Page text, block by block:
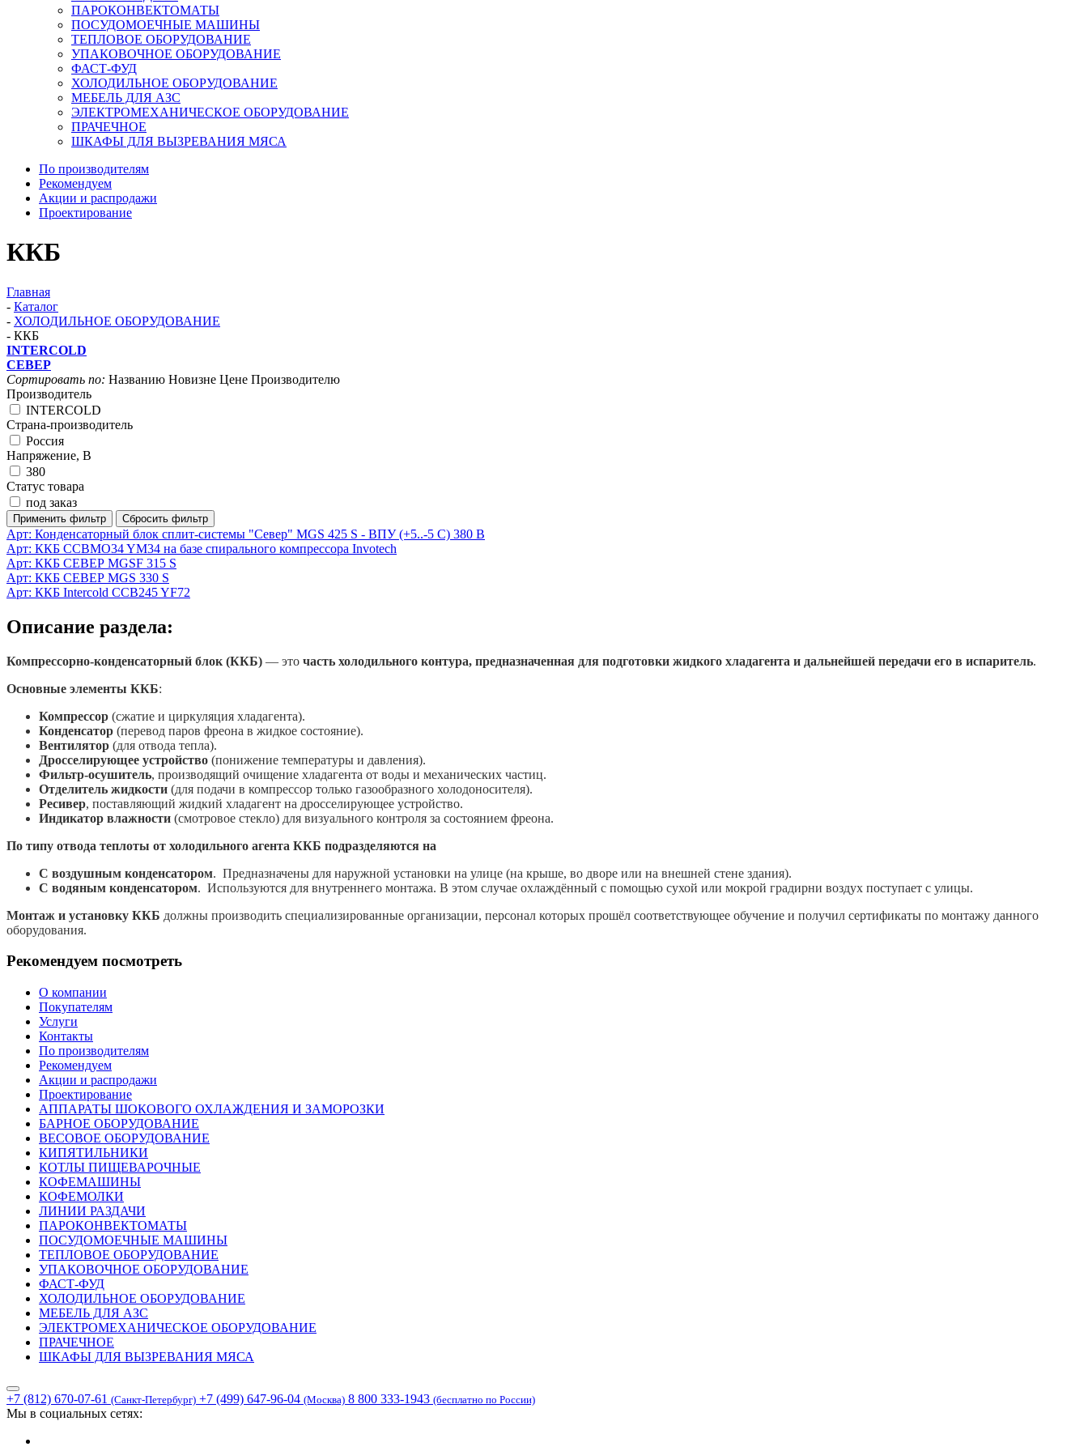
ПАРОКОНВЕКТОМАТЫ
ПОСУДОМОЕЧНЫЕ МАШИНЫ
ТЕПЛОВОЕ ОБОРУДОВАНИЕ
УПАКОВОЧНОЕ ОБОРУДОВАНИЕ
ФАСТ-ФУД
ХОЛОДИЛЬНОЕ ОБОРУДОВАНИЕ
МЕБЕЛЬ ДЛЯ АЗС
ЭЛЕКТРОМЕХАНИЧЕСКОЕ ОБОРУДОВАНИЕ
ПРАЧЕЧНОЕ
ШКАФЫ ДЛЯ ВЫЗРЕВАНИЯ МЯСА
По производителям
Рекомендуем
Акции и распродажи
Проектирование
ККБ
Главная
- Каталог
- ХОЛОДИЛЬНОЕ ОБОРУДОВАНИЕ
- ККБ
INTERCOLD
СЕВЕР
Сортировать по: Названию Новизне Цене Производителю
Производитель
INTERCOLD
Страна-производитель
Россия
Напряжение, В
380
Статус товара
под заказ
Арт: Конденсаторный блок сплит-системы "Север" MGS 425 S - ВПУ (+5..-5 С) 380 В
Арт: ККБ ССВMO34 YM34 на базе спирального компрессора Invotech
Арт: ККБ СЕВЕР MGSF 315 S
Арт: ККБ СЕВЕР MGS 330 S
Арт: ККБ Intercold CCB245 YF72
Описание раздела:
Компрессорно-конденсаторный блок (ККБ) — это часть холодильного контура, предназначенная для подготовки жидкого хладагента и дальнейшей передачи его в испаритель.
Основные элементы ККБ:
Компрессор (сжатие и циркуляция хладагента).
Конденсатор (перевод паров фреона в жидкое состояние).
Вентилятор (для отвода тепла).
Дросселирующее устройство (понижение температуры и давления).
Фильтр-осушитель, производящий очищение хладагента от воды и механических частиц.
Отделитель жидкости (для подачи в компрессор только газообразного холодоносителя).
Ресивер, поставляющий жидкий хладагент на дросселирующее устройство.
Индикатор влажности (смотровое стекло) для визуального контроля за состоянием фреона.
По типу отвода теплоты от холодильного агента ККБ подразделяются на
С воздушным конденсатором. Предназначены для наружной установки на улице (на крыше, во дворе или на внешней стене здания).
С водяным конденсатором. Используются для внутреннего монтажа. В этом случае охлаждённый с помощью сухой или мокрой градирни воздух поступает с улицы.
Монтаж и установку ККБ должны производить специализированные организации, персонал которых прошёл соответствующее обучение и получил сертификаты по монтажу данного
оборудования.
Рекомендуем посмотреть
О компании
Покупателям
Услуги
Контакты
По производителям
Рекомендуем
Акции и распродажи
Проектирование
АППАРАТЫ ШОКОВОГО ОХЛАЖДЕНИЯ И ЗАМОРОЗКИ
БАРНОЕ ОБОРУДОВАНИЕ
ВЕСОВОЕ ОБОРУДОВАНИЕ
КИПЯТИЛЬНИКИ
КОТЛЫ ПИЩЕВАРОЧНЫЕ
КОФЕМАШИНЫ
КОФЕМОЛКИ
ЛИНИИ РАЗДАЧИ
ПАРОКОНВЕКТОМАТЫ
ПОСУДОМОЕЧНЫЕ МАШИНЫ
ТЕПЛОВОЕ ОБОРУДОВАНИЕ
УПАКОВОЧНОЕ ОБОРУДОВАНИЕ
ФАСТ-ФУД
ХОЛОДИЛЬНОЕ ОБОРУДОВАНИЕ
МЕБЕЛЬ ДЛЯ АЗС
ЭЛЕКТРОМЕХАНИЧЕСКОЕ ОБОРУДОВАНИЕ
ПРАЧЕЧНОЕ
ШКАФЫ ДЛЯ ВЫЗРЕВАНИЯ МЯСА
+7 (812) 670-07-61 (Санкт-Петербург) +7 (499) 647-96-04 (Москва) 8 800 333-1943 (бесплатно по России)
Мы в социальных сетях: